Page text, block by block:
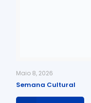
Maio 8, 2026
Semana Cultural